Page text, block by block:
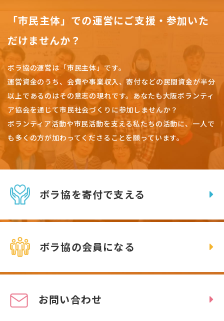
「市民主体」での運営にご支援・参加いた
だけませんか？
ボラ協の運営は「市民主体」です。
運営資金のうち、会費や事業収入、寄付などの民間資金が半分
以上であるのはその意志の現れです。 あなたも大阪ボランティ
ア協会を通じて市民社会づくりに参加しませんか？
ボランティア活動や市民活動を支える私たちの活動に、一人で
も多くの方が加わってくださることを願っています。
ボラ協を寄付で支える
ボラ協の会員になる
お問い合わせ